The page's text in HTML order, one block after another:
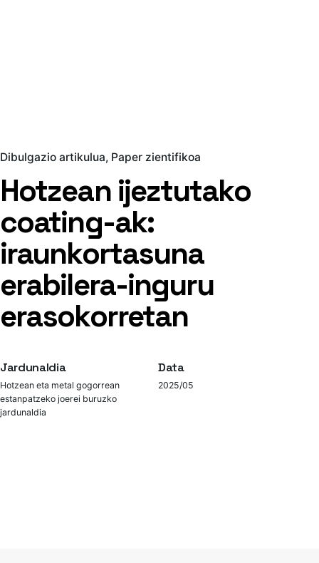
Dibulgazio artikulua Paper zientifikoa
Hotzean ijeztutako
coating-ak:
iraunkortasuna
erabilera-inguru
erasokorretan
Jardunaldia
Hotzean eta metal gogorrean
estanpatzeko joerei buruzko
jardunaldia
Data
2025/05